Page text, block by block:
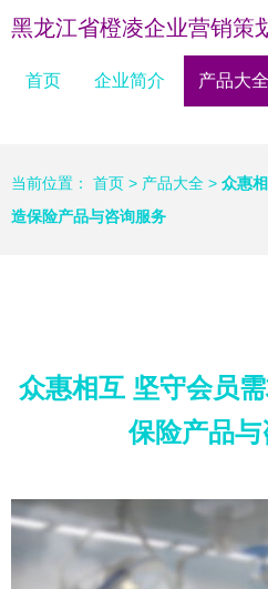
黑龙江省橙凌企业营销策
首页 企业简介 产品大全
当前位置： 首页 > 产品大全 > 众惠
造保险产品与咨询服务
众惠相互 坚守会员
保险产品